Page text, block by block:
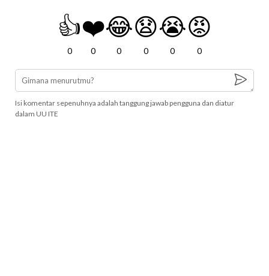
👍
0
❤️
0
😂
0
😧
0
😭
0
😡
0
Isi komentar sepenuhnya adalah tanggung jawab pengguna dan diatur
dalam UU ITE